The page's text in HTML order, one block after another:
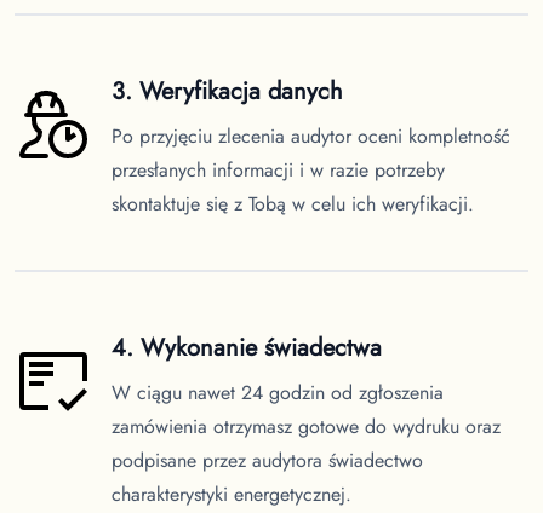
3. Weryfikacja danych
Po przyjęciu zlecenia audytor oceni kompletność
przesłanych informacji i w razie potrzeby
skontaktuje się z Tobą w celu ich weryfikacji.
4. Wykonanie świadectwa
W ciągu nawet 24 godzin od zgłoszenia
zamówienia otrzymasz gotowe do wydruku oraz
podpisane przez audytora świadectwo
charakterystyki energetycznej.